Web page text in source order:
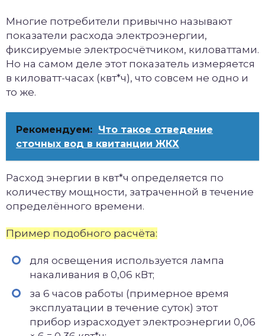
Многие потребители привычно называют
показатели расхода электроэнергии,
фиксируемые электросчётчиком, киловаттами.
Но на самом деле этот показатель измеряется
в киловатт-часах (квт*ч), что совсем не одно и
то же.
Рекомендуем: Что такое отведение
сточных вод в квитанции ЖКХ
Расход энергии в квт*ч определяется по
количеству мощности, затраченной в течение
определённого времени.
Пример подобного расчёта:
для освещения используется лампа
накаливания в 0,06 кВт;
за 6 часов работы (примерное время
эксплуатации в течение суток) этот
прибор израсходует электроэнергии 0,06